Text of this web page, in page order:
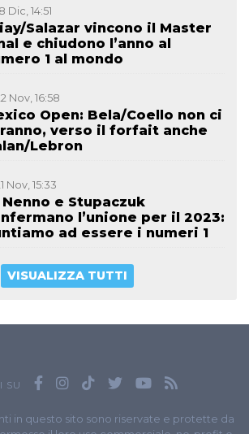
Dic, 14:51
Salazar vincono il Master
e chiudono l’anno al
1 al mondo
Nov, 16:58
Open: Bela/Coello non ci
verso il forfait anche
Lebron
Nov, 15:33
Nenno e Stupaczuk
l’unione per il 2023:
ad essere i numeri 1
VISUALIZZA TUTTI
SU
in questo sito sono riservate e protette da